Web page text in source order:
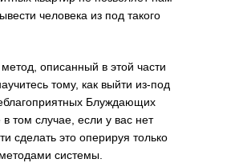
человека из под такого
описанный в этой части
тому, как выйти из-под
Блуждающих
в том случае, если у вас нет
сделать это оперируя только
системы.